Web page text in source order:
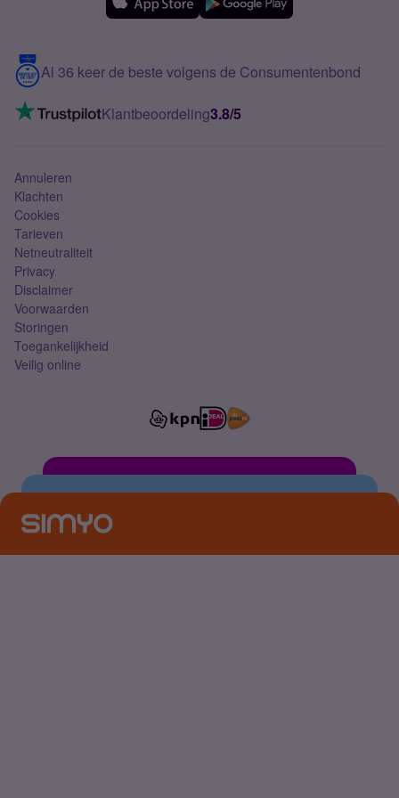
Meerdere nummers
5G internet
Mobiel internet
Mobiel abonnement
Contact
VoLTE 4G bellen
Al 36 keer de beste volgens de Consumentenbond
Klantbeoordeling3.8/5
Annuleren
Klachten
Cookies
Tarieven
Netneutraliteit
Privacy
Disclaimer
Voorwaarden
Storingen
Toegankelijkheid
Veilig online